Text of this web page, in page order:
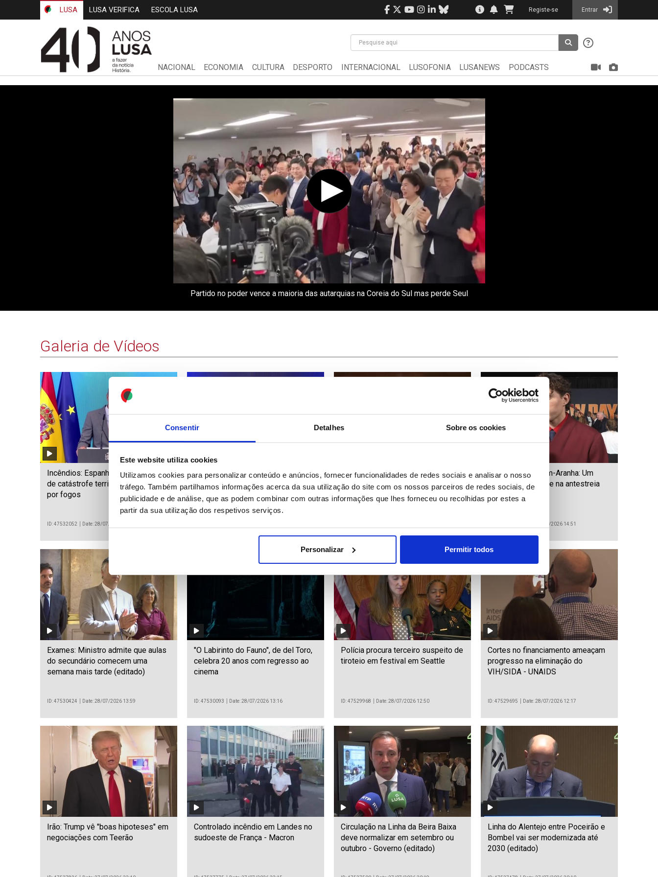
Consentir Detalhes Sobre os cookies
Este website utiliza cookies
Utilizamos cookies para personalizar conteúdo e anúncios, fornecer funcionalidades de redes sociais e analisar o nosso
tráfego. Também partilhamos informações acerca da sua utilização do site com os nossos parceiros de redes sociais, de
publicidade e de análise, que as podem combinar com outras informações que lhes forneceu ou recolhidas por estes a
partir da sua utilização dos respetivos serviços.
Personalizar Permitir todos
LUSA LUSA VERIFICA ESCOLA LUSA Registe-se Entrar
NACIONAL ECONOMIA CULTURA DESPORTO INTERNACIONAL LUSOFONIA LUSANEWS PODCASTS
Partido no poder vence a maioria das autarquias na Coreia do Sul mas perde Seul
Galeria de Vídeos
Incêndios: Espanha declara zonas
de catástrofe territórios atingidos
por fogos
ID: 47532052 Date: 28/07/2026 18:04
PRR: Ministro assegura que
nenhum euro ficará por investir ou
será devolvido (editado)
Pelo menos um morto e dezenas
de feridos e desaparecidos após
sismo no Japão
Elenco de "Homem-Aranha: Um
Novo Dia" reúne-se na antestreia
em Los Angeles
Date: 28/07/2026 14:51
Exames: Ministro admite que aulas
do secundário comecem uma
semana mais tarde (editado)
ID: 47530424 Date: 28/07/2026 13:59
"O Labirinto do Fauno", de del Toro,
celebra 20 anos com regresso ao
cinema
ID: 47530093 Date: 28/07/2026 13:16
Polícia procura terceiro suspeito de
tiroteio em festival em Seattle
ID: 47529968 Date: 28/07/2026 12:50
Cortes no financiamento ameaçam
progresso na eliminação do
VIH/SIDA - UNAIDS
ID: 47529695 Date: 28/07/2026 12:17
Irão: Trump vê "boas hipoteses" em
negociações com Teerão
Controlado incêndio em Landes no
sudoeste de França - Macron
Circulação na Linha da Beira Baixa
deve normalizar em setembro ou
outubro - Governo (editado)
Linha do Alentejo entre Poceirão e
Bombel vai ser modernizada até
2030 (editado)